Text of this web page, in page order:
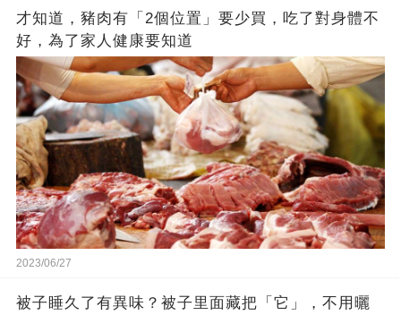
才知道，豬肉有「2個位置」要少買，吃了對身體不
好，為了家人健康要知道
2023/06/27
被子睡久了有異味？被子里面藏把「它」，不用曬